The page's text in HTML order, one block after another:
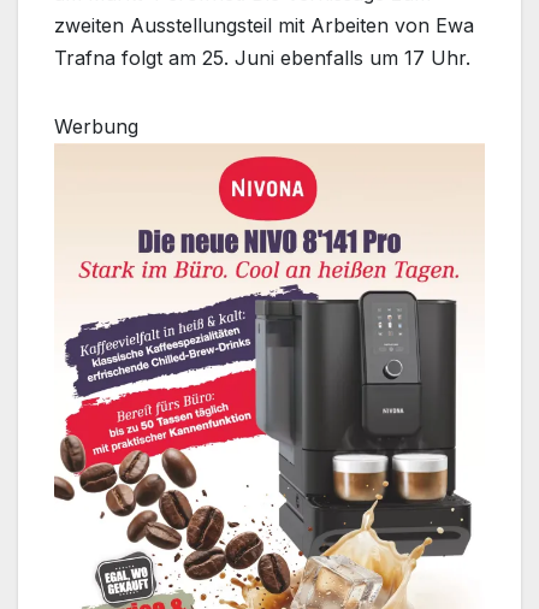
zweiten Ausstellungsteil mit Arbeiten von Ewa
Trafna folgt am 25. Juni ebenfalls um 17 Uhr.
Werbung